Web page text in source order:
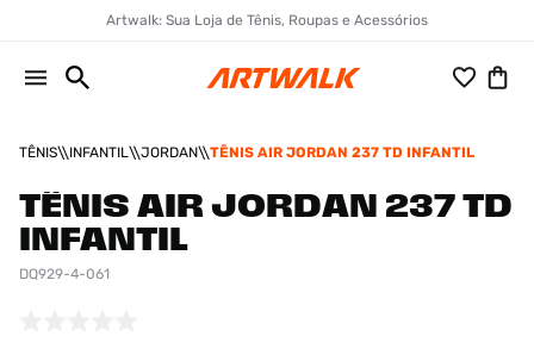
Artwalk: Sua Loja de Tênis, Roupas e Acessórios
TÊNIS INFANTIL JORDAN TÊNIS AIR JORDAN 237 TD INFANTIL
TÊNIS AIR JORDAN 237 TD
INFANTIL
DQ929-4-061